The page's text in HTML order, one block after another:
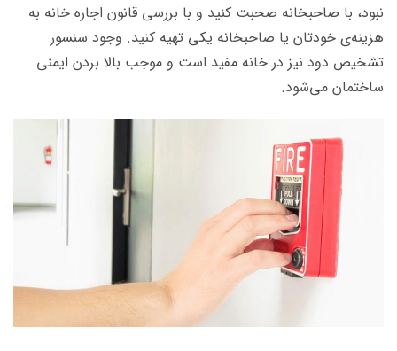
نبود، با صاحبخانه صحبت کنید و با بررسی قانون اجاره خانه به
هزینه‌ی خودتان یا صاحبخانه یکی تهیه کنید. وجود سنسور
تشخیص دود نیز در خانه مفید است و موجب بالا بردن ایمنی
ساختمان می‌شود.